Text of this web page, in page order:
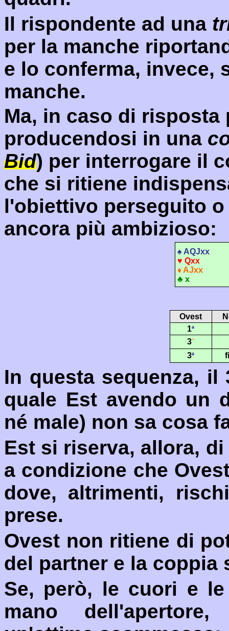
Il rispondente ad una
per la manche
e lo conferma, invece,
manche.
Ma, in caso di
producendosi in una
Bid) per interrogare il
che si ritiene
l'obiettivo perseguito
ancora più ambizioso:
♠ AQJxx
♥ Qxx
♦AJxx
♣ x
Ovest
1ª
3¨
3ª
In questa sequenza, il
quale Est avendo un
né male) non sa cosa
Est si riserva, allora,
a condizione che
dove, altrimenti,
prese.
Ovest non ritiene di
del partner e la coppia
Se, però, le cuori e
mano